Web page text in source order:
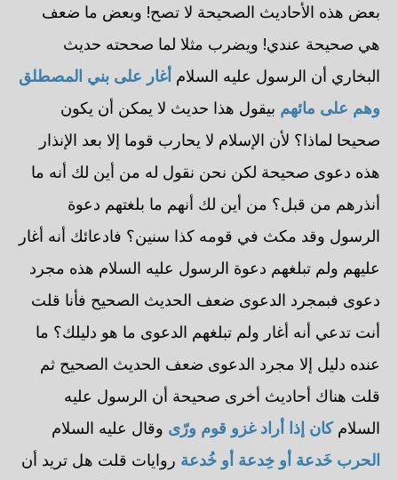
بعض هذه الأحاديث الصحيحة لا تصح! وبعض ما ضعف
هي صحيحة عندي! ويضرب مثلا لما صححته حديث
البخاري أن الرسول عليه السلام أغار على بني المصطلق
وهم على مائهم بيقول هذا حديث لا يمكن أن يكون
صحيحا لماذا؟ لأن الإسلام لا يحارب قوما إلا بعد الإنذار
هذه دعوى صحيحة لكن نحن نقول له من أين لك أنه ما
أنذرهم من قبل؟ من أين لك أنهم ما بلغتهم دعوة
الرسول وقد مكث في قومه كذا سنين؟ فادعائك أنه أغار
عليهم ولم تبلغهم دعوة الرسول عليه السلام هذه مجرد
دعوى فبمجرد الدعوى ضعف الحديث الصحيح فأنا قلت
أنت تدعي أنه أغار ولم تبلغهم الدعوى ما هو دليلك؟ ما
عنده دليل إلا مجرد الدعوى ضعف الحديث الصحيح ثم
قلت هناك أحاديث أخرى صحيحة أن الرسول عليه
السلامكان إذا أراد غزو قوم ورّى وقال عليه السلام
الحرب خَدعة أو خِدعة أو خُدعة روايات قلت هل تريد أن